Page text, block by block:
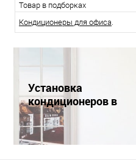
Товар в подборках
Кондиционеры для офиса.
Установка
кондиционеров в
Краснодаре